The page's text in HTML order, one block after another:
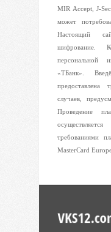
MIR Accept, J-
может
Настоящий
шифрование.
персональной
«ТБанк».
случаев,
Проведение
требованиями
MasterCard